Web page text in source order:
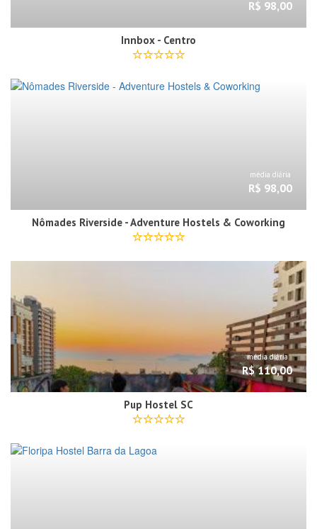
R$ 98,00
Innbox - Centro
média diária
R$ 98,00
Nômades Riverside - Adventure Hostels & Coworking
média diária
R$ 110,00
Pup Hostel SC